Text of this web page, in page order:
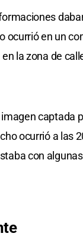
ocurrió en un
la zona de
captada
ocurrió a las
con